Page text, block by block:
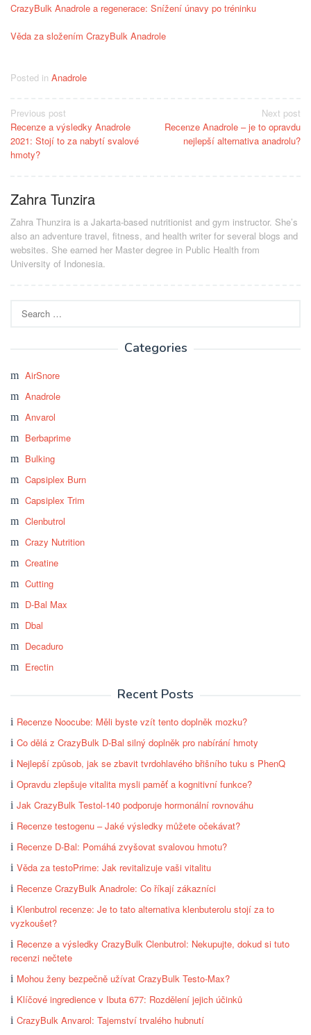
CrazyBulk Anadrole a regenerace: Snížení únavy po tréninku
Věda za složením CrazyBulk Anadrole
Posted in Anadrole
Post
navigation
Previous post
Recenze a výsledky Anadrole
2021: Stojí to za nabytí svalové
hmoty?
Next post
Recenze Anadrole – je to opravdu
nejlepší alternativa anadrolu?
Zahra Tunzira
Zahra Thunzira is a Jakarta-based nutritionist and gym instructor. She’s
also an adventure travel, fitness, and health writer for several blogs and
websites. She earned her Master degree in Public Health from
University of Indonesia.
for:
Categories
AirSnore
Anadrole
Anvarol
Berbaprime
Bulking
Capsiplex Burn
Capsiplex Trim
Clenbutrol
Crazy Nutrition
Creatine
Cutting
D-Bal Max
Dbal
Decaduro
Erectin
Recent Posts
Recenze Noocube: Měli byste vzít tento doplněk mozku?
Co dělá z CrazyBulk D-Bal silný doplněk pro nabírání hmoty
Nejlepší způsob, jak se zbavit tvrdohlavého břišního tuku s PhenQ
Opravdu zlepšuje vitalita mysli paměť a kognitivní funkce?
Jak CrazyBulk Testol-140 podporuje hormonální rovnováhu
Recenze testogenu – Jaké výsledky můžete očekávat?
Recenze D-Bal: Pomáhá zvyšovat svalovou hmotu?
Věda za testoPrime: Jak revitalizuje vaši vitalitu
Recenze CrazyBulk Anadrole: Co říkají zákazníci
Klenbutrol recenze: Je to tato alternativa klenbuterolu stojí za to
vyzkoušet?
Recenze a výsledky CrazyBulk Clenbutrol: Nekupujte, dokud si tuto
recenzi nečtete
Mohou ženy bezpečně užívat CrazyBulk Testo-Max?
Klíčové ingredience v Ibuta 677: Rozdělení jejich účinků
CrazyBulk Anvarol: Tajemství trvalého hubnutí